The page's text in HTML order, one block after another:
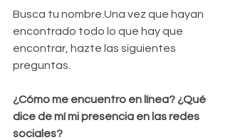
Busca tu nombre.Una vez que hayan
encontrado todo lo que hay que
encontrar, hazte las siguientes
preguntas.
¿Cómo me encuentro en línea? ¿Qué
dice de mí mi presencia en las redes
sociales?